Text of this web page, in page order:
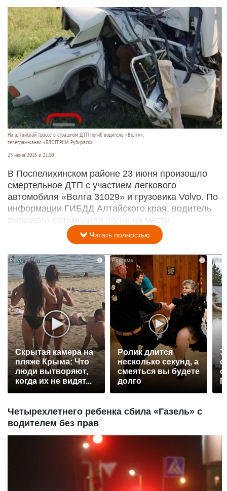
На алтайской трассе в страшном ДТП погиб водитель «Волги».
телеграм-канал «БЛОГЕРША Рубцовск»
23 июня 2025 в 22:10
В Поспелихинском районе 23 июня произошло
смертельное ДТП с участием легкового
автомобиля «Волга 31029» и грузовика Volvo. По
информации ГИБДД Алтайского края, водитель
легкового автомобиля погиб на месте.
Читать полностью
i
Скрытая камера на
пляже Крыма: Что
люди вытворяют,
когда их не видят...
Ролик длится
несколько секунд, а
смеяться вы будете
долго
Четырехлетнего ребенка сбила «Газель» с
водителем без прав